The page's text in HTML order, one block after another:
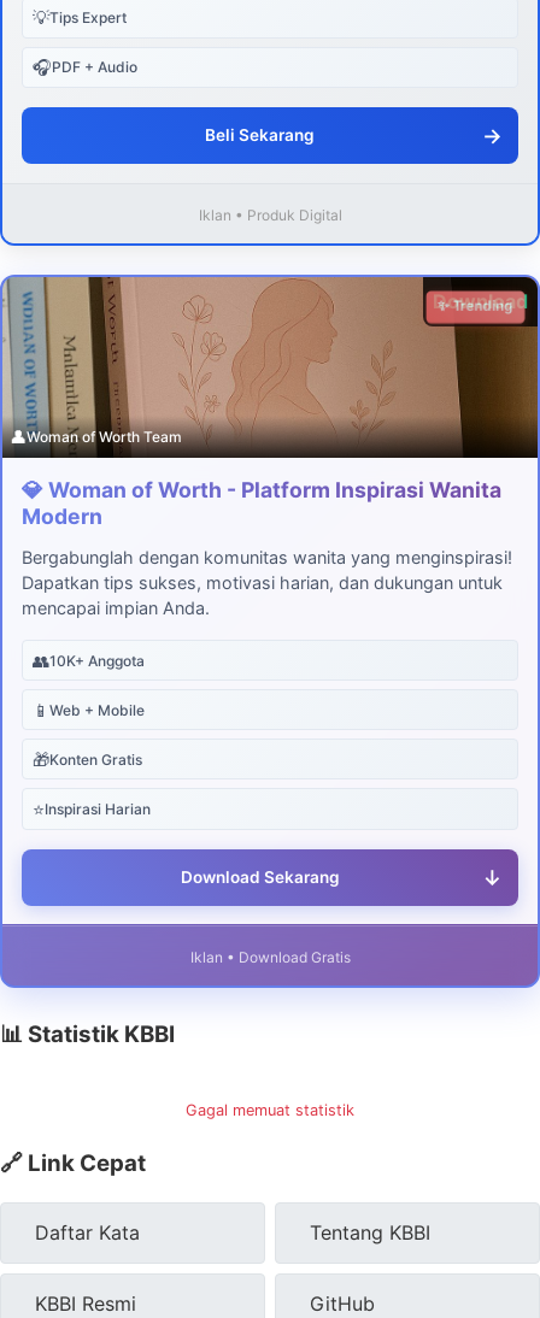
💡Tips Expert
🎧PDF + Audio
Beli Sekarang →
Iklan • Produk Digital
Download
✨ Trending
👤Woman of Worth Team
💎 Woman of Worth - Platform Inspirasi Wanita
Modern
Bergabunglah dengan komunitas wanita yang menginspirasi!
Dapatkan tips sukses, motivasi harian, dan dukungan untuk
mencapai impian Anda.
👥10K+ Anggota
📱 Web + Mobile
🎁Konten Gratis
⭐Inspirasi Harian
Download Sekarang ↓
Iklan • Download Gratis
📊 Statistik KBBI
Gagal memuat statistik
🔗 Link Cepat
Daftar Kata Tentang KBBI
KBBI Resmi GitHub